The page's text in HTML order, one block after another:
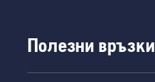
Полезни връзки